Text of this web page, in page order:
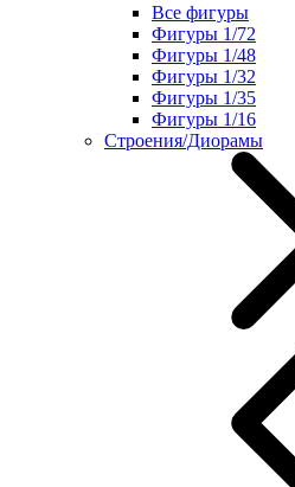
Все фигуры
Фигуры 1/72
Фигуры 1/48
Фигуры 1/32
Фигуры 1/35
Фигуры 1/16
Строения/Диорамы